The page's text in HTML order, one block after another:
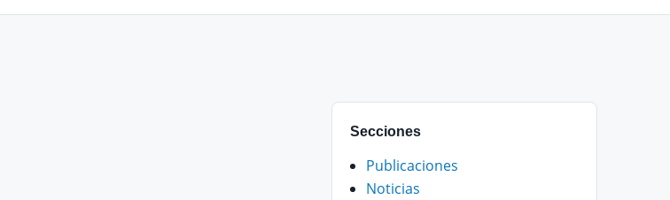
Secciones
Publicaciones
Noticias